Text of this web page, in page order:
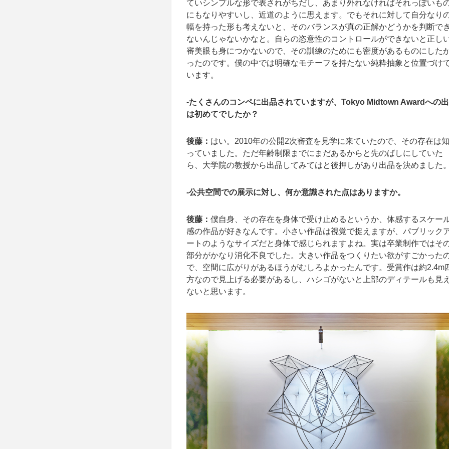
ていシンプルな形で表されがちだし、あまり外れなければそれっぽいも
にもなりやすいし、近道のように思えます。でもそれに対して自分なり
幅を持った形も考えないと、そのバランスが真の正解かどうかを判断でき
ないんじゃないかなと。自らの恣意性のコントロールができないと正し
審美眼も身につかないので、その訓練のためにも密度があるものにした
ったのです。僕の中では明確なモチーフを持たない純粋抽象と位置づけ
います。
-たくさんのコンペに出品されていますが、Tokyo Midtown Awardへの
は初めてでしたか？
後藤： はい。2010年の公開2次審査を見学に来ていたので、その存在は知
っていました。ただ年齢制限までにまだあるからと先のばしにしていた
ら、大学院の教授から出品してみてはと後押しがあり出品を決めました。
-公共空間での展示に対し、何か意識された点はありますか。
後藤： 僕自身、その存在を身体で受け止めるというか、体感するスケー
感の作品が好きなんです。小さい作品は視覚で捉えますが、パブリック
ートのようなサイズだと身体で感じられますよね。実は卒業制作ではそ
部分がかなり消化不良でした。大きい作品をつくりたい欲がすごかった
で、空間に広がりがあるほうがむしろよかったんです。受賞作は約2.4m
方なので見上げる必要があるし、ハシゴがないと上部のディテールも見え
ないと思います。